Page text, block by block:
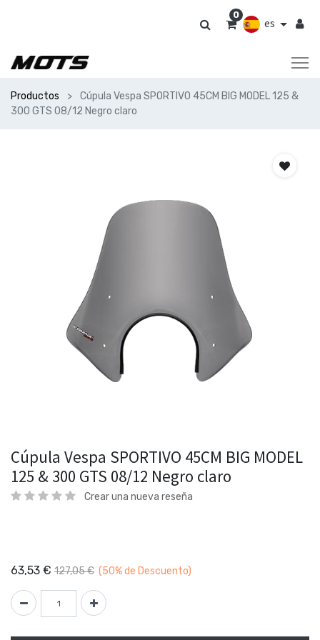
es
0
Productos
Cúpula Vespa SPORTIVO 45CM BIG MODEL 125 &
300 GTS 08/12 Negro claro
Cúpula Vespa SPORTIVO 45CM BIG MODEL
125 & 300 GTS 08/12 Negro claro
Crear una nueva reseña
63,53 € 127,05€ (50%de Descuento)